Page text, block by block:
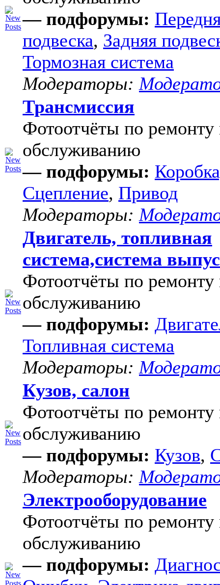
— подфорумы:
подвеска, Задняя
Тормозная система
Модераторы:
Трансмиссия
Фотоотчёты по ремонту
обслуживанию
— подфорумы:
Сцепление, Привод
Модераторы:
Двигатель, топливная
система,система
Фотоотчёты по ремонту
обслуживанию
— подфорумы:
Топливная система
Модераторы:
Кузов, салон
Фотоотчёты по ремонту
обслуживанию
— подфорумы: Кузов,
Модераторы:
Электрооборудование
Фотоотчёты по ремонту
обслуживанию
— подфорумы: